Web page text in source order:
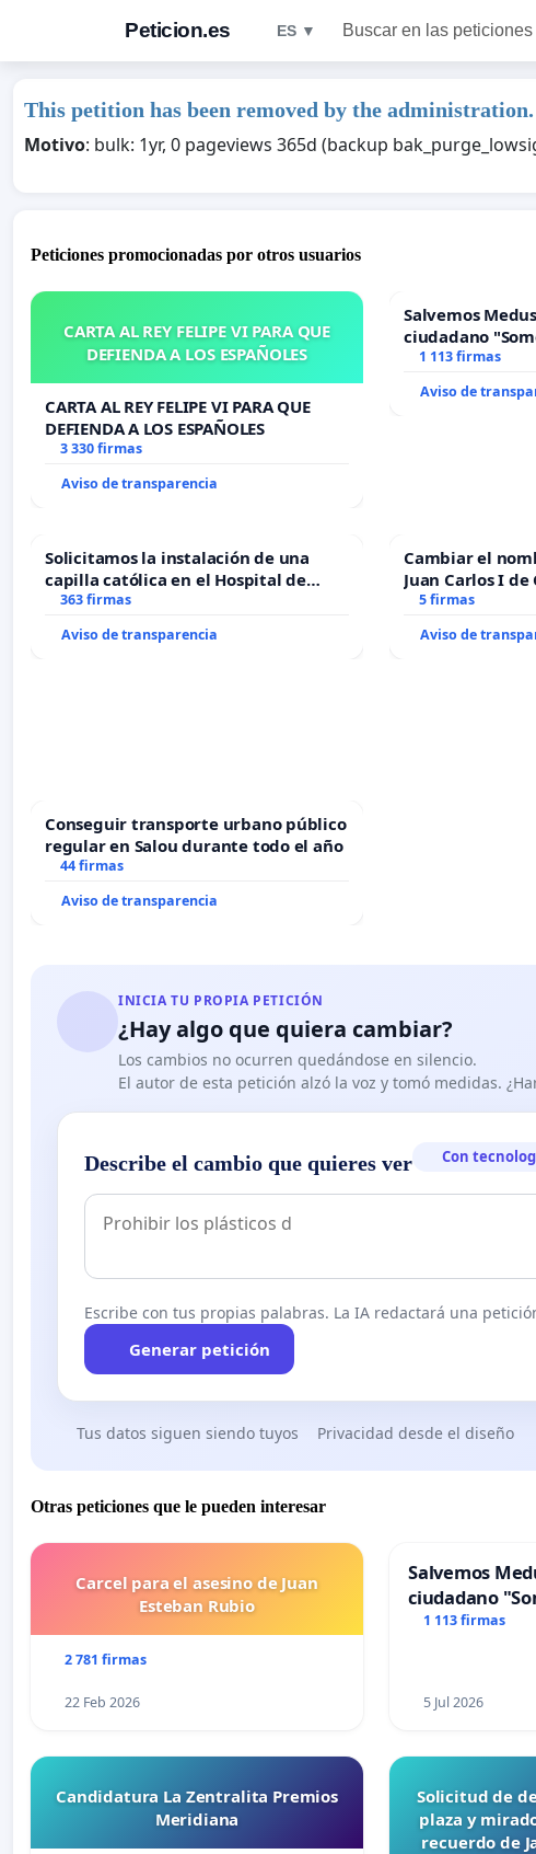
Peticion.es ES ▼ Buscar en las peticiones
This petition has been removed by the administration.
Motivo: bulk: 1yr, 0 pageviews 365d (backup
Peticiones promocionadas por otros usuarios
CARTA AL REY FELIPE VI PARA QUE
DEFIENDA A LOS ESPAÑOLES
CARTA AL REY FELIPE VI PARA QUE
DEFIENDA A LOS ESPAÑOLES
3 330 firmas
Aviso de transparencia
Salvemos
ciudadano
1 113 firmas
Aviso de
Solicitamos la instalación de una
capilla católica en el Hospital de
Alcañiz
363 firmas
Aviso de transparencia
Cambiar el
Juan Carlos I de
5 firmas
Aviso de
Conseguir transporte urbano público
regular en Salou durante todo el año
44 firmas
Aviso de transparencia
INICIA TU PROPIA PETICIÓN
¿Hay algo que quiera cambiar?
Los cambios no ocurren quedándose en silencio.
El autor de esta petición alzó la voz y tomó medidas.
Describe el cambio que quieres ver Con
Escribe con tus propias palabras. La IA redactará una
Generar petición
Tus datos siguen siendo tuyos Privacidad desde el diseño
Otras peticiones que le pueden interesar
Carcel para el asesino de Juan
Esteban Rubio
2 781 firmas
22 Feb 2026
Salvemos
ciudadano
1 113 firmas
5 Jul 2026
Candidatura La Zentralita Premios
Meridiana
Solicitud de
plaza y
recuerdo de